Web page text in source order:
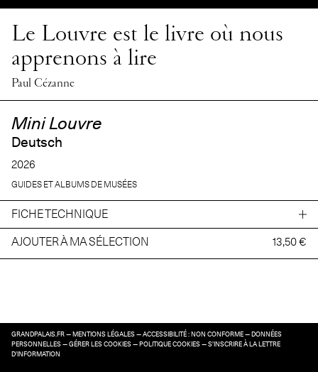
Le Louvre est le livre où nous
apprenons à lire
Paul Cézanne
Mini Louvre
Deutsch
2026
GUIDES ET ALBUMS DE MUSÉES
FICHE TECHNIQUE
AJOUTER À MA SÉLECTION 13,50 €
GRANDPALAIS.FR — MENTIONS LÉGALES — ACCESSIBILITÉ : NON CONFORME — DONNÉES
PERSONNELLES — GÉRER LES COOKIES — POLITIQUE COOKIES — S’INSCRIRE À LA LETTRE
D’INFORMATION